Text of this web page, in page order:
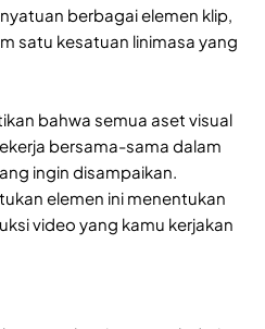
berbagai elemen klip,
satu kesatuan linimasa yang
bahwa semua aset visual
bersama-sama dalam
ingin disampaikan.
elemen ini menentukan
video yang kamu kerjakan